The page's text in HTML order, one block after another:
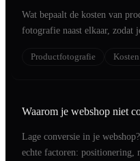
Wat bepaalt de kosten van
fotografie naast elkaar, zodat
Productfotografie Kosten
Waarom je webshop niet
Lage conversie in je
echte factoren: positionering,